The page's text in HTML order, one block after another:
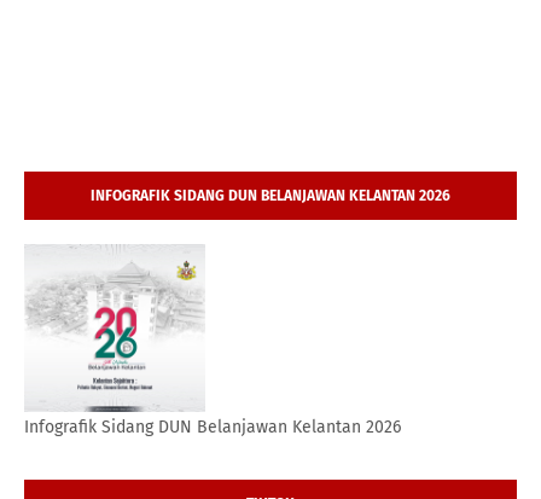
INFOGRAFIK SIDANG DUN BELANJAWAN KELANTAN 2026
Infografik Sidang DUN Belanjawan Kelantan 2026